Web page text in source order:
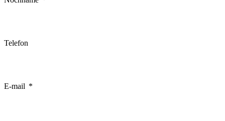
Telefon
E-mail